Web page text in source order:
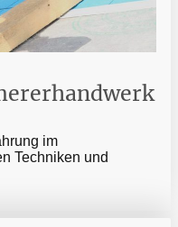
im
Techniken und